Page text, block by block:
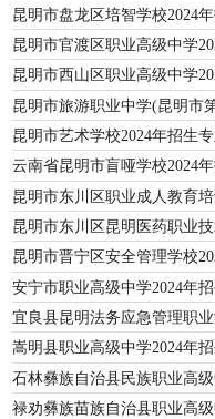
昆明市盘龙区培智学校2024
昆明市官渡区职业高级中学
昆明市西山区职业高级中学
昆明市旅游职业中学(昆明市
昆明市艺术学校2024年招生
云南省昆明市盲哑学校2024
昆明市东川区职业成人教育
昆明市东川区昆明医药职业
昆明市晋宁区安全管理学校
安宁市职业高级中学2024年
宜良县昆明法务应急管理职
嵩明县职业高级中学2024年
石林彝族自治县民族职业高
禄劝彝族苗族自治县职业高